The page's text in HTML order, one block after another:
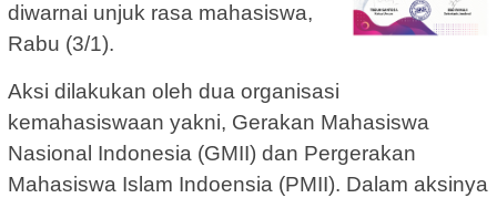
diwarnai unjuk rasa mahasiswa,
Rabu (3/1).
Aksi dilakukan oleh dua organisasi
kemahasiswaan yakni, Gerakan Mahasiswa
Nasional Indonesia (GMII) dan Pergerakan
Mahasiswa Islam Indoensia (PMII). Dalam aksinya